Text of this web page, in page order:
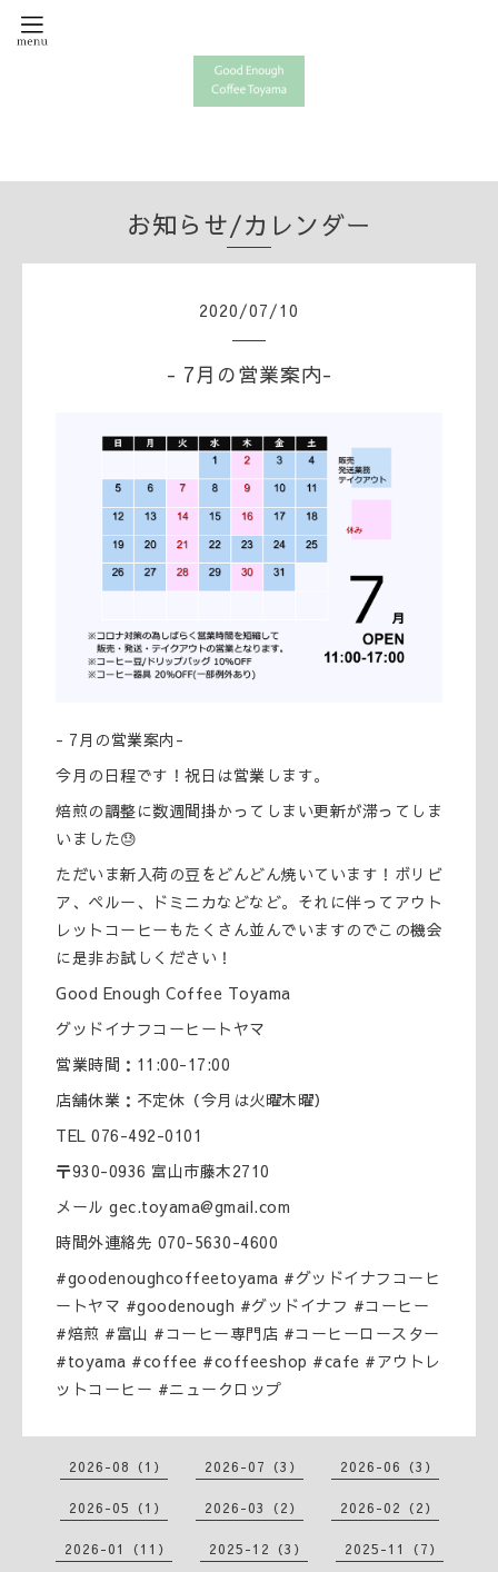
お知らせ/カレンダー
2020/07/10
- 7月の営業案内-
- 7月の営業案内-
今月の日程です！祝日は営業します。
焙煎の調整に数週間掛かってしまい更新が滞ってしま
いました😓
ただいま新入荷の豆をどんどん焼いています！ボリビ
ア、ペルー、ドミニカなどなど。それに伴ってアウト
レットコーヒーもたくさん並んでいますのでこの機会
に是非お試しください！
Good Enough Coffee Toyama
グッドイナフコーヒートヤマ
営業時間：11:00-17:00
店舗休業：不定休（今月は火曜木曜）
TEL 076-492-0101
〒930-0936 富山市藤木2710
メール gec.toyama@gmail.com
時間外連絡先 070-5630-4600
#goodenoughcoffeetoyama #グッドイナフコーヒ
ートヤマ #goodenough #グッドイナフ #コーヒー
#焙煎 #富山 #コーヒー専門店 #コーヒーロースター
#toyama #coffee #coffeeshop #cafe #アウトレ
ットコーヒー #ニュークロップ
2026-08（1） 2026-07（3） 2026-06（3）
2026-05（1） 2026-03（2） 2026-02（2）
2026-01（11） 2025-12（3） 2025-11（7）